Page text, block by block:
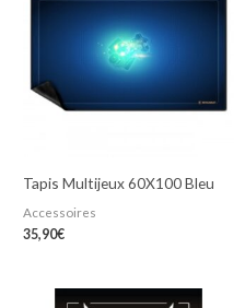
Tapis Multijeux 60X100 Bleu
Accessoires
35,90€